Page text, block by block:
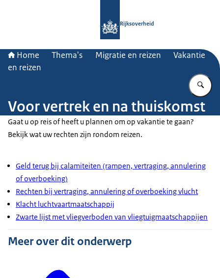
Rijksoverheid
Home Thema's Migratie en reizen
Vakantie
en reizen
Voor vertrek en na thuiskomst
Gaat u op reis of heeft u plannen om op vakantie te gaan?
Bekijk wat uw rechten zijn rondom reizen.
Geld terug bij calamiteiten (rampen, vertraging, annulering
of overboeking)
Rechten bij vertraging, annulering of overboeking vlucht
Klacht luchtvaartmaatschappij
Zwarte lijst met vliegverboden van vliegtuigmaatschappijen
Meer over dit onderwerp